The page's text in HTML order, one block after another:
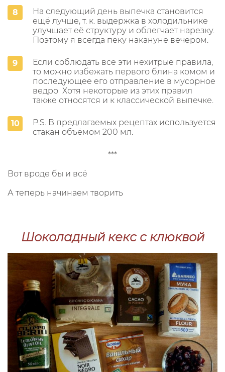
На следующий день выпечка становится
ещё лучше, т. к. выдержка в холодильнике
улучшает её структуру и облегчает нарезку.
Поэтому я всегда пеку накануне вечером.
Если соблюдать все эти нехитрые правила,
то можно избежать первого блина комом и
последующее его отправление в мусорное
ведро Хотя некоторые из этих правил
также относятся и к классической выпечке.
P.S. В предлагаемых рецептах используется
стакан объёмом 200 мл.
***
Вот вроде бы и всё
А теперь начинаем творить
Шоколадный кекс с клюквой